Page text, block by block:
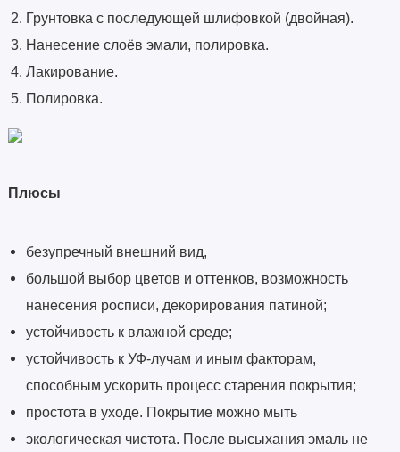
Грунтовка с последующей шлифовкой (двойная).
Нанесение слоёв эмали, полировка.
Лакирование.
Полировка.
Плюсы
безупречный внешний вид,
большой выбор цветов и оттенков, возможность
нанесения росписи, декорирования патиной;
устойчивость к влажной среде;
устойчивость к УФ-лучам и иным факторам,
способным ускорить процесс старения покрытия;
простота в уходе. Покрытие можно мыть
экологическая чистота. После высыхания эмаль не